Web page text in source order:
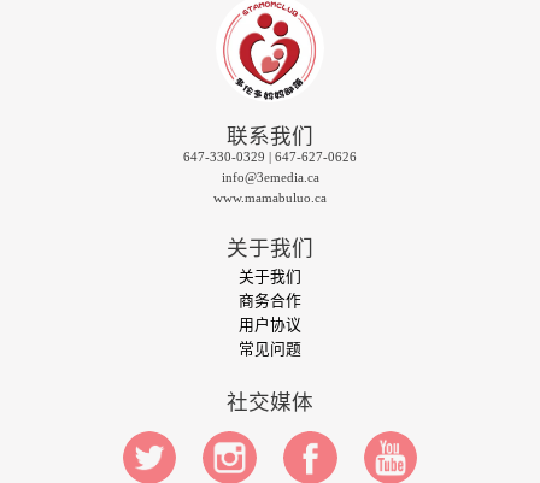
联系我们
647-330-0329 | 647-627-0626
info@3emedia.ca
www.mamabuluo.ca
关于我们
关于我们
商务合作
用户协议
常见问题
社交媒体